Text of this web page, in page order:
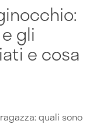
gli
e cosa
quali sono